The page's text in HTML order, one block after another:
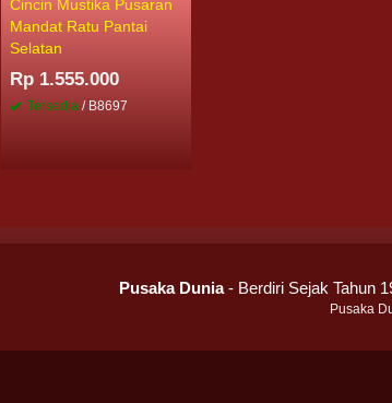
Cincin Mustika Pusaran
Mandat Ratu Pantai
Selatan
Rp 1.555.000
Tersedia / B8697
Pusaka Dunia- Berdiri Sejak Tahun
Pusaka